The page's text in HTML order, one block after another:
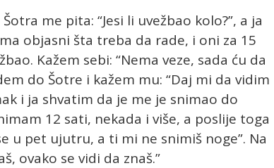
me pita: “Jesi li uvežbao kolo?”, a ja
objasni šta treba da rade, i oni za 15
Kažem sebi: “Nema veze, sada ću da
do Šotre i kažem mu: “Daj mi da vidim
i ja shvatim da je me je snimao do
12 sati, nekada i više, a poslije toga
u pet ujutru, a ti mi ne snimiš noge”. Na
ovako se vidi da znaš.”